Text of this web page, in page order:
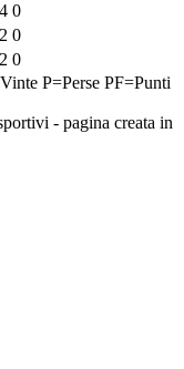
0
0
0
P=Perse PF=Punti
- pagina creata in